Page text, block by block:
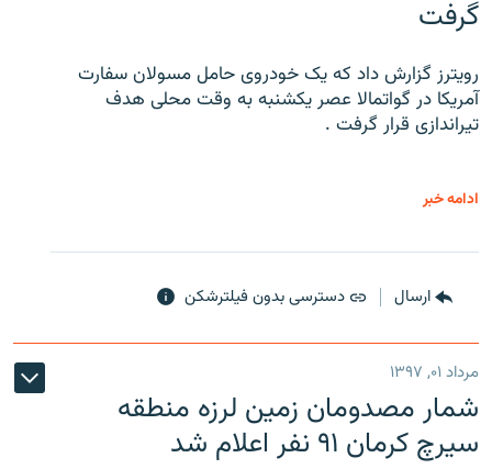
گرفت
رویترز گزارش داد که یک خودروی حامل مسولان سفارت
آمریکا در گواتمالا عصر یکشنبه به وقت محلی هدف
تیراندازی قرار گرفت .
ادامه خبر
ارسال دسترسی بدون فیلترشکن
مرداد ۰۱, ۱۳۹۷
شمار مصدومان زمین لرزه منطقه
سیرچ کرمان ۹۱ نفر اعلام شد